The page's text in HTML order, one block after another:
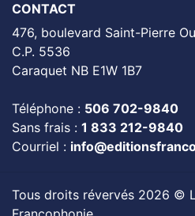
CONTACT
476, boulevard Saint-Pierre
C.P. 5536
Caraquet NB E1W 1B7
Téléphone : 506 702-9840
Sans frais : 1 833 212-9840
Courriel :
Tous droits révervés 2026 ©